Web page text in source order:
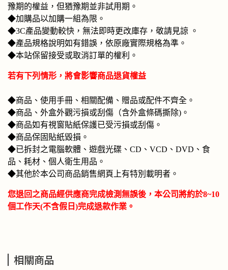
豫期的權益，但猶豫期並非試用期。
◆加購品以加購一組為限。
◆3C產品變動較快，無法即時更改庫存，敬請見諒 。
◆產品規格說明如有錯誤，依原廠實際規格為準。
◆本站保留接受或取消訂單的權利。
若有下列情形，將會影響商品退貨權益
◆商品、使用手冊、相關配備、贈品或配件不齊全。
◆商品、外盒外觀污損或刮傷（含外盒條碼撕除)。
◆商品如有視窗貼紙保護已受污損或刮傷。
◆商品保固貼紙毀損。
◆已拆封之電腦軟體、遊戲光碟、CD、VCD、DVD、食
品、耗材、個人衛生用品。
◆其他於本公司商品銷售網頁上有特別載明者。
您退回之商品經供應商完成檢測無誤後，本公司將約於8~10
個工作天(不含假日)完成退款作業。
相關商品